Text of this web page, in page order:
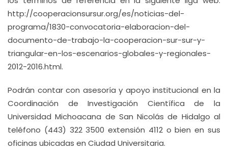
http://cooperacionsursur.org/es/noticias-del-
programa/1830-convocatoria-elaboracion-del-
documento-de-trabajo-la-cooperacion-sur-sur-y-
triangular-en-los-escenarios-globales-y-regionales-
2012-2016.html.
Podrán contar con asesoría y apoyo institucional en la
Coordinación de Investigación Científica de la
Universidad Michoacana de San Nicolás de Hidalgo al
teléfono (443) 322 3500 extensión 4112 o bien en sus
oficinas ubicadas en Ciudad Universitaria.